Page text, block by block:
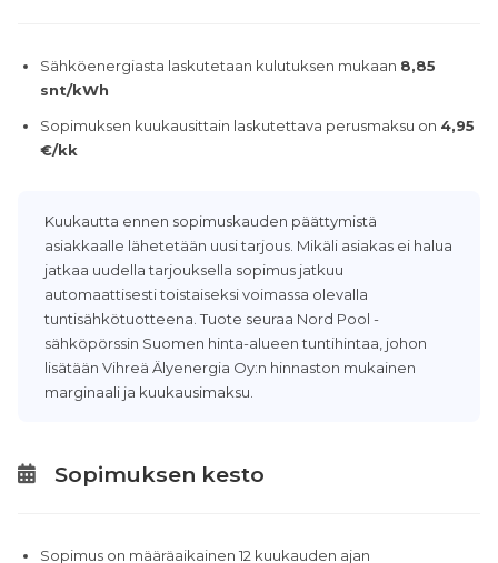
Sähköenergiasta laskutetaan kulutuksen mukaan 8,85
snt/kWh
Sopimuksen kuukausittain laskutettava perusmaksu on 4,95
€/kk
Kuukautta ennen sopimuskauden päättymistä
asiakkaalle lähetetään uusi tarjous. Mikäli asiakas ei halua
jatkaa uudella tarjouksella sopimus jatkuu
automaattisesti toistaiseksi voimassa olevalla
tuntisähkötuotteena. Tuote seuraa Nord Pool -
sähköpörssin Suomen hinta-alueen tuntihintaa, johon
lisätään Vihreä Älyenergia Oy:n hinnaston mukainen
marginaali ja kuukausimaksu.
Sopimuksen kesto
Sopimus on määräaikainen 12 kuukauden ajan